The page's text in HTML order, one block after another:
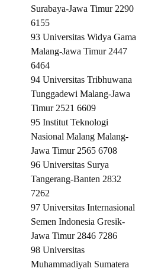
Surabaya-Jawa Timur 2290
6155
93 Universitas Widya Gama
Malang-Jawa Timur 2447
6464
94 Universitas Tribhuwana
Tunggadewi Malang-Jawa
Timur 2521 6609
95 Institut Teknologi
Nasional Malang Malang-
Jawa Timur 2565 6708
96 Universitas Surya
Tangerang-Banten 2832
7262
97 Universitas Internasional
Semen Indonesia Gresik-
Jawa Timur 2846 7286
98 Universitas
Muhammadiyah Sumatera